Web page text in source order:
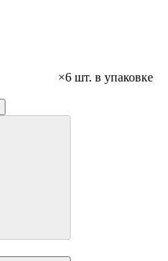
×6 шт. в упаковке